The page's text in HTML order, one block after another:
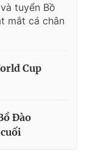
tuyển Bồ
mắt cá chân
Cup
Đào